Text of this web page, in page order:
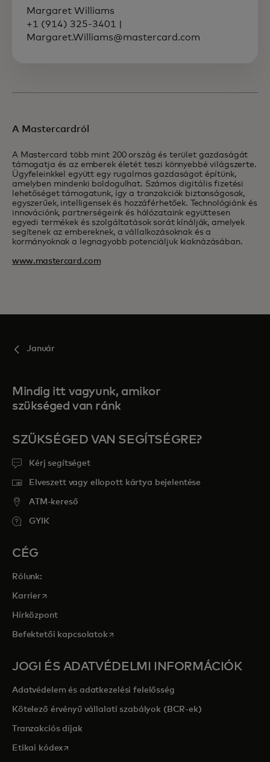
Margaret Williams
+1 (914) 325-3401 |
Margaret.Williams@mastercard.com
A Mastercardról
A Mastercard több mint 200 ország és terület gazdaságát
támogatja és az emberek életét teszi könnyebbé világszerte.
Ügyfeleinkkel együtt egy rugalmas gazdaságot építünk,
amelyben mindenki boldogulhat. Számos digitális fizetési
lehetőséget támogatunk, így a tranzakciók biztonságosak,
egyszerűek, intelligensek és hozzáférhetőek. Technológiánk és
innovációnk, partnerségeink és hálózataink együttesen
egyedi termékek és szolgáltatások sorát kínálják, amelyek
segítenek az embereknek, a vállalkozásoknak és a
kormányoknak a legnagyobb potenciáljuk kiaknázásában.
www.mastercard.com
Január
Mindig itt vagyunk, amikor
szükséged van ránk
SZÜKSÉGED VAN SEGÍTSÉGRE?
Kérj segítséget
Elveszett vagy ellopott kártya bejelentése
ATM-kereső
GYIK
CÉG
Rólunk:
Karrieropens in a new tab
Hírközpont
Befektetői kapcsolatokopens in a new tab
JOGI ÉS ADATVÉDELMI INFORMÁCIÓK
Adatvédelem és adatkezelési felelősség
Kötelező érvényű vállalati szabályok (BCR-ek)
Tranzakciós díjak
Etikai kódexopens in a new tab